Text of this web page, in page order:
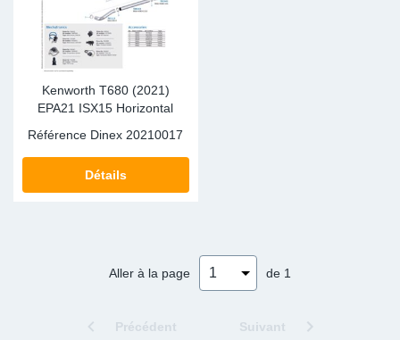
Kenworth T680 (2021)
EPA21 ISX15 Horizontal
Référence Dinex 20210017
Détails
Aller à la page de 1
Précédent Suivant